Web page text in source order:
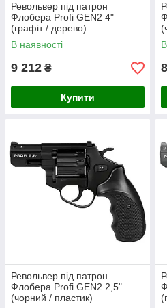
Револьвер під патрон
Флобера Profi GEN2 4"
(графіт / дерево)
В наявності
9 212 ₴
Купити
Револьвер під патрон
Флобера Profi GEN2 2,5"
(чорний / пластик)